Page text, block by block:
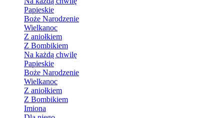
Papieskie
Boże Narodzenie
Wielkanoc
Z aniołkiem
Z Bombikiem
Na każdą chwilę
Papieskie
Boże Narodzenie
Wielkanoc
Z aniołkiem
Z Bombikiem
Imiona